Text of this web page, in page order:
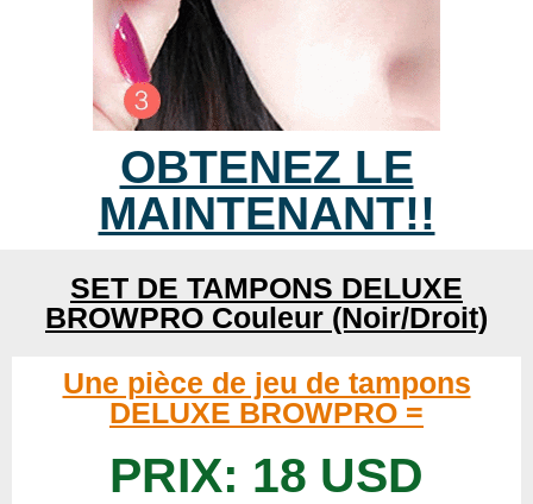
OBTENEZ LE
MAINTENANT!!
SET DE TAMPONS DELUXE
BROWPRO Couleur (Noir/Droit)
Une pièce de jeu de tampons
DELUXE BROWPRO =
PRIX: 18 USD